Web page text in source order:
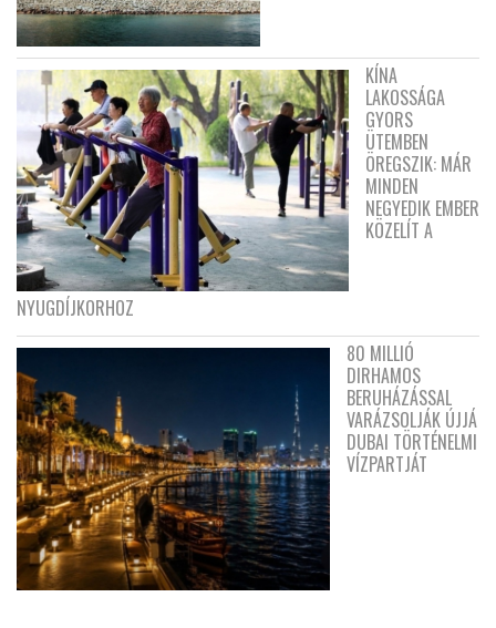
KÍNA
LAKOSSÁGA
GYORS
ÜTEMBEN
ÖREGSZIK: MÁR
MINDEN
NEGYEDIK EMBER
KÖZELÍT A
NYUGDÍJKORHOZ
80 MILLIÓ
DIRHAMOS
BERUHÁZÁSSAL
VARÁZSOLJÁK ÚJJÁ
DUBAI TÖRTÉNELMI
VÍZPARTJÁT